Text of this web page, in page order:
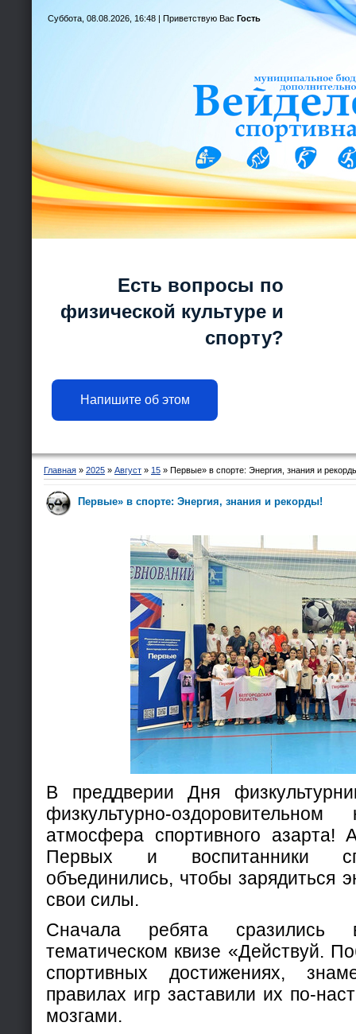
Суббота, 08.08.2026, 16:48 | Приветствую Вас Гость
Есть вопросы по
физической культуре и
спорту?
Напишите об этом
Главная » 2025 » Август » 15 » Первые» в спорте: Энергия, знания и
Первые» в спорте: Энергия, знания и рекорды!
В преддверии Дня
физкультурно-
атмосфера спортивного азарта!
Первых и воспитанники
объединились, чтобы зарядиться
свои силы.
Сначала ребята сразились
тематическом квизе «Действуй.
спортивных достижениях,
правилах игр заставили их по-
мозгами.